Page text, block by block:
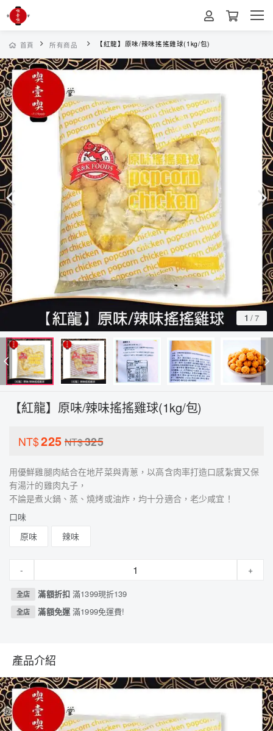
首頁 所有商品 【紅龍】原味/辣味搖搖雞球(1kg/包)
1 /7
【紅龍】原味/辣味搖搖雞球(1kg/包)
NT$225 NT$325
用優鮮雞腿肉結合在地芹菜與青蔥，以高含肉率打造口感紮實又保
有湯汁的雞肉丸子，
不論是煮火鍋、蒸、燒烤或油炸，均十分適合，老少咸宜！
口味
原味
辣味
- +
全店 滿額折扣滿1399現折139
全店 滿額免運滿1999免運費!
產品介紹